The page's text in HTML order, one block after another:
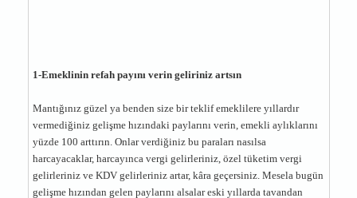
1-Emeklinin refah payını verin geliriniz artsın
Mantığınız güzel ya benden size bir teklif emeklilere yıllardır
vermediğiniz gelişme hızındaki paylarını verin, emekli aylıklarını
yüzde 100 arttırın. Onlar verdiğiniz bu paraları nasılsa
harcayacaklar, harcayınca vergi gelirleriniz, özel tüketim vergi
gelirleriniz ve KDV gelirleriniz artar, kâra geçersiniz. Mesela bugün
gelişme hızından gelen paylarını alsalar eski yıllarda tavandan